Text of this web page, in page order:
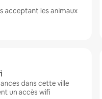
acceptant les animaux
dans cette ville
un accès wifi